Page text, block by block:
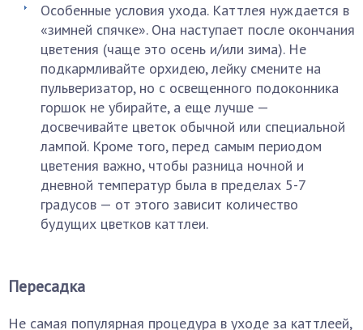
Особенные условия ухода. Каттлея нуждается в
«зимней спячке». Она наступает после окончания
цветения (чаще это осень и/или зима). Не
подкармливайте орхидею, лейку смените на
пульверизатор, но с освещенного подоконника
горшок не убирайте, а еще лучше —
досвечивайте цветок обычной или специальной
лампой. Кроме того, перед самым периодом
цветения важно, чтобы разница ночной и
дневной температур была в пределах 5-7
градусов — от этого зависит количество
будущих цветков каттлеи.
Пересадка
Не самая популярная процедура в уходе за каттлеей,